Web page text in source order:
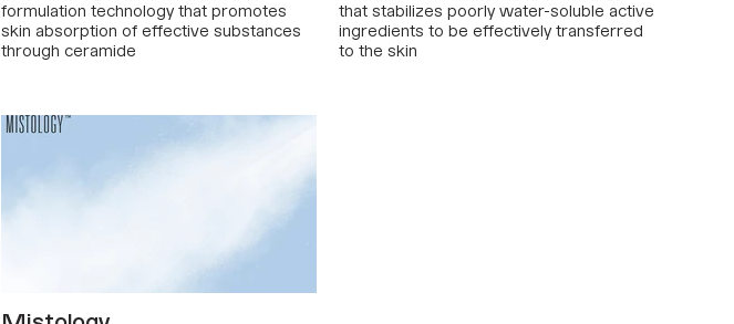
formulation technology that promotes
skin absorption of effective substances
through ceramide
that stabilizes poorly water-soluble active
ingredients to be effectively transferred
to the skin